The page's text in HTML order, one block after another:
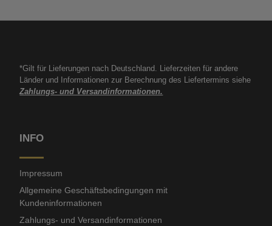
*Gilt für Lieferungen nach Deutschland. Lieferzeiten für andere
Länder und Informationen zur Berechnung des Liefertermins siehe
Zahlungs- und Versandinformationen.
INFO
Impressum
Allgemeine Geschäftsbedingungen mit
Kundeninformationen
Zahlungs- und Versandinformationen